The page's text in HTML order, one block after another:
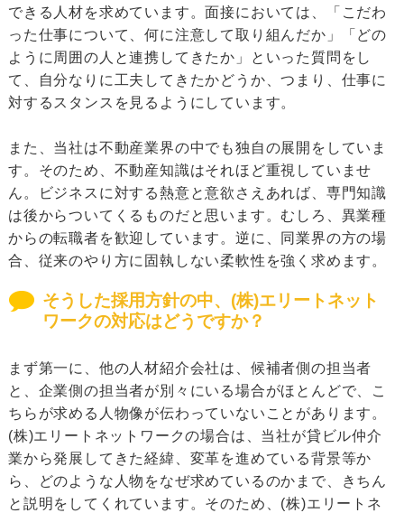
できる人材を求めています。面接においては、「こだわ
った仕事について、何に注意して取り組んだか」「どの
ように周囲の人と連携してきたか」といった質問をし
て、自分なりに工夫してきたかどうか、つまり、仕事に
対するスタンスを見るようにしています。
また、当社は不動産業界の中でも独自の展開をしていま
す。そのため、不動産知識はそれほど重視していませ
ん。ビジネスに対する熱意と意欲さえあれば、専門知識
は後からついてくるものだと思います。むしろ、異業種
からの転職者を歓迎しています。逆に、同業界の方の場
合、従来のやり方に固執しない柔軟性を強く求めます。
そうした採用方針の中、(株)エリートネット
ワークの対応はどうですか？
まず第一に、他の人材紹介会社は、候補者側の担当者
と、企業側の担当者が別々にいる場合がほとんどで、こ
ちらが求める人物像が伝わっていないことがあります。
(株)エリートネットワークの場合は、当社が貸ビル仲介
業から発展してきた経緯、変革を進めている背景等か
ら、どのような人物をなぜ求めているのかまで、きちん
と説明をしてくれています。そのため、(株)エリートネ